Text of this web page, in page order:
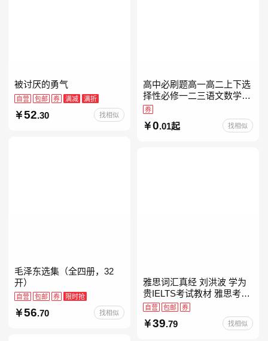
被讨厌的勇气
自营 包邮 券 满减 满折
52.30 找相似
高中必刷题高一高二上下选
择性必修一二三语文数学英
语物理化学生物政治历史地
理人教版同步练习册狂k重
点教辅资料
券
0.01起 找相似
毛泽东选集（全四册，32
开）
自营 包邮 券 限时抢
56.70 找相似
雅思词汇真经 刘洪波 学为
贵IELTS考试教材 雅思考试
资料单词书核心词汇书
自营 包邮 券
39.79 找相似